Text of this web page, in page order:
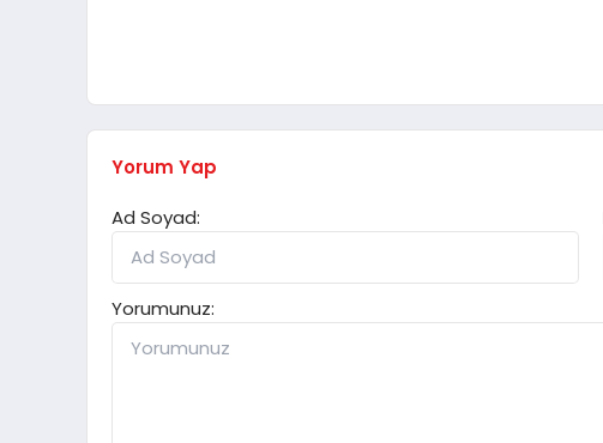
Yorum Yap
Ad Soyad:
Yorumunuz: